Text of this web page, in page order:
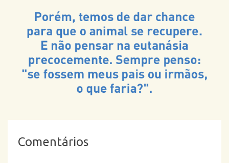
Comentários